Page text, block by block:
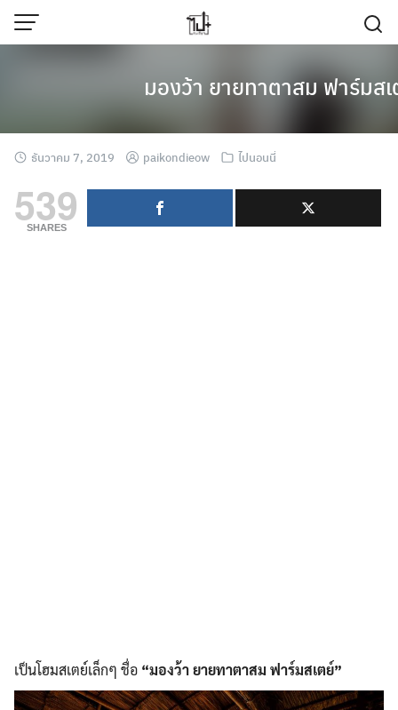
Skip
มองว้า ยายทาตาสม ฟาร์มส
ธันวาคม 7, 2019 paikondieow ไปนอนนี่
539
SHARES
เป็นโฮมสเตย์เล็กๆ ชื่อ “มองว้า ยายทาตาสม ฟาร์มสเตย์”